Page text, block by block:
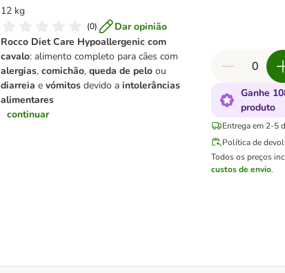
12 kg
(0)
Dar opinião
Rocco Diet Care Hypoallergenic com
cavalo: alimento completo para cães com
alergias, comichão, queda de peloou
diarreia e vómitos devido a intolerâncias
alimentares
continuar
Ganhe
produto
Entrega em 2-5
Política de
Todos os preços
custos de envio.